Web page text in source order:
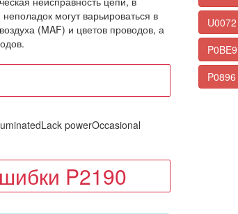
могут варьироваться в
(MAF) и цветов проводов, а
powerOccasional
P2190
U0072
P0BE9
P0896